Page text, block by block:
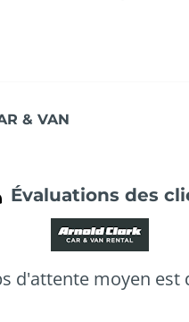
& VAN
Évaluations des
d'attente moyen est